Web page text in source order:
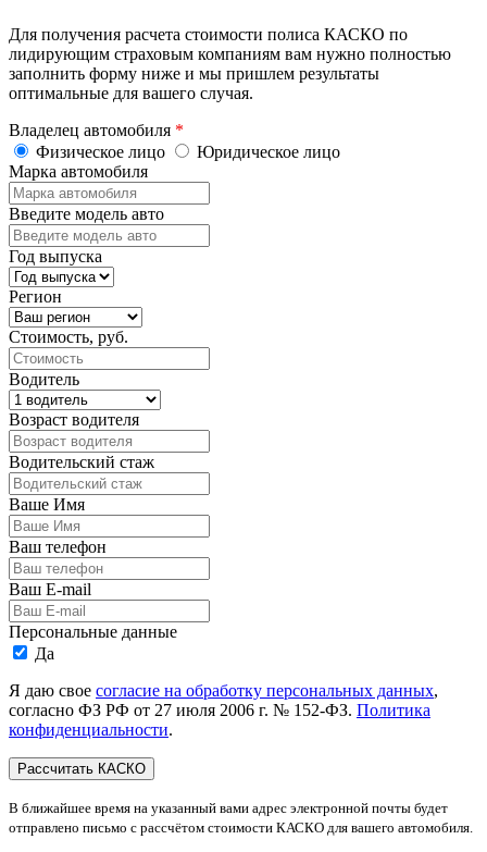
Для получения расчета стоимости полиса КАСКО по
лидирующим страховым компаниям вам нужно полностью
заполнить форму ниже и мы пришлем результаты
оптимальные для вашего случая.
Владелец автомобиля *
Физическое лицо
Юридическое лицо
Марка автомобиля
Введите модель авто
Год выпуска
Регион
Стоимость, руб.
Водитель
Возраст водителя
Водительский стаж
Ваше Имя
Ваш телефон
Ваш E-mail
Персональные данные
Да
Я даю свое согласие на обработку персональных данных,
согласно ФЗ РФ от 27 июля 2006 г. № 152-ФЗ. Политика
конфиденциальности.
В ближайшее время на указанный вами адрес электронной почты будет
отправлено письмо с рассчётом стоимости КАСКО для вашего автомобиля.